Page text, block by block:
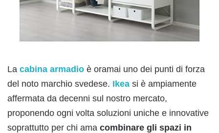
La cabina armadio è oramai uno dei punti di forza
del noto marchio svedese. Ikea si è ampiamente
affermata da decenni sul nostro mercato,
proponendo ogni volta soluzioni uniche e innovative
soprattutto per chi ama combinare gli spazi in